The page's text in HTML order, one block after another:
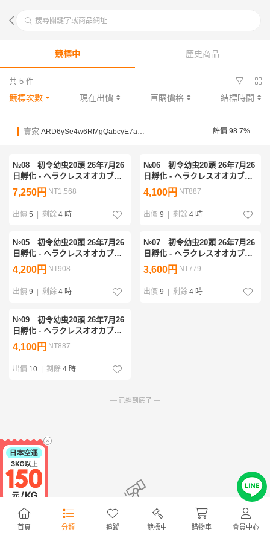
搜尋關鍵字或商品網址
首頁 分類 追蹤 競標中 購物車 會員中心
競標中 歷史商品
共 5 件
競標次數 現在出價 直購價格 結標時間
賣家 ARD6ySe4w6RMgQabcyE7avuDKcanS 評價 98.7%
№08 初令幼虫20頭 26年7月26
日孵化 - ヘラクレスオオカブト
幼虫 HiroKa系血統 × OAKS系
血統
7,250円 NT1,568
出價 5 | 剩餘 4 時
№06 初令幼虫20頭 26年7月26
日孵化 - ヘラクレスオオカブト
幼虫 HiroKa系血統 × OAKS系
血統
4,100円 NT887
出價 9 | 剩餘 4 時
№05 初令幼虫20頭 26年7月26
日孵化 - ヘラクレスオオカブト
幼虫 HiroKa系血統 × OAKS系
血統
4,200円 NT908
出價 9 | 剩餘 4 時
№07 初令幼虫20頭 26年7月26
日孵化 - ヘラクレスオオカブト
幼虫 HiroKa系血統 × OAKS系
血統
3,600円 NT779
出價 9 | 剩餘 4 時
№09 初令幼虫20頭 26年7月26
日孵化 - ヘラクレスオオカブト
幼虫 HiroKa系血統 × OAKS系
血統
4,100円 NT887
出價 10 | 剩餘 4 時
— 已經到底了 —
無符合商品